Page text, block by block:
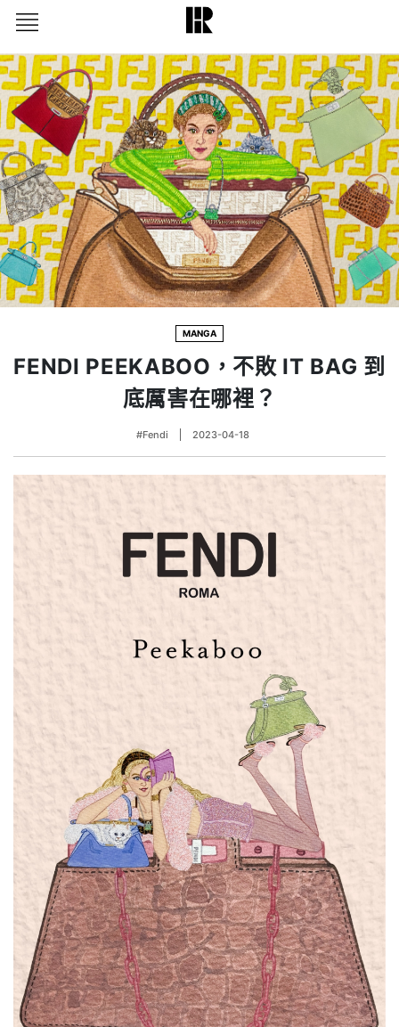
MANGA
FENDI PEEKABOO，不敗 IT BAG 到
底厲害在哪裡？
#Fendi 2023-04-18